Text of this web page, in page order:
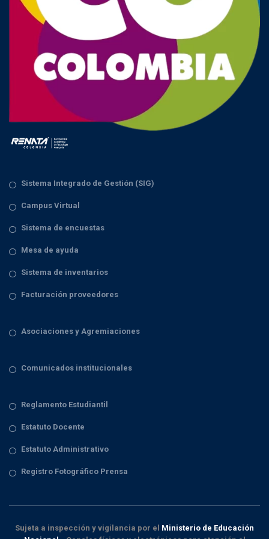
Sistema Integrado de Gestión (SIG)
Campus Virtual
Sistema de encuestas
Mesa de ayuda
Sistema de inventarios
Facturación proveedores
Asociaciones y Agremiaciones
Comunicados institucionales
Reglamento Estudiantil
Estatuto Docente
Estatuto Administrativo
Registro Fotográfico Prensa
Sujeta a inspección y vigilancia por el Ministerio de Educación